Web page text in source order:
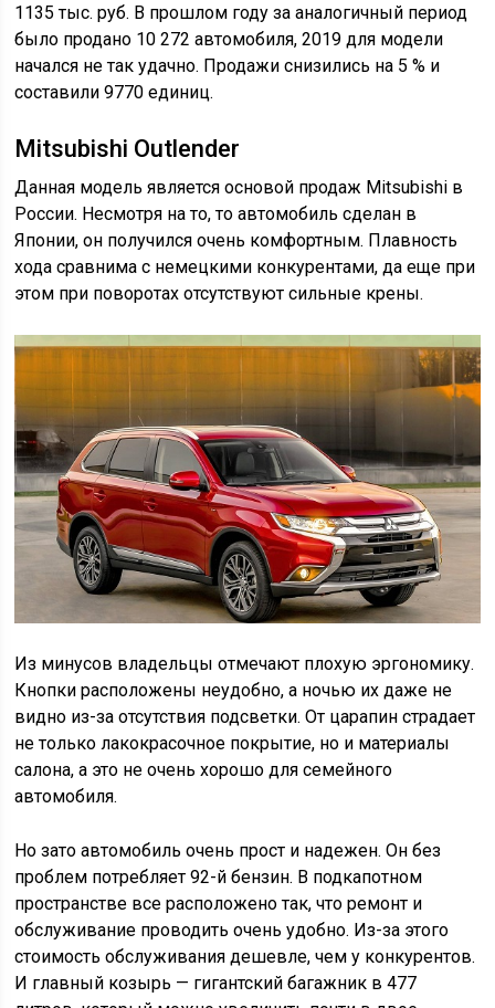
1135 тыс. руб. В прошлом году за аналогичный период
было продано 10 272 автомобиля, 2019 для модели
начался не так удачно. Продажи снизились на 5 % и
составили 9770 единиц.
Mitsubishi Outlender
Данная модель является основой продаж Mitsubishi в
России. Несмотря на то, то автомобиль сделан в
Японии, он получился очень комфортным. Плавность
хода сравнима с немецкими конкурентами, да еще при
этом при поворотах отсутствуют сильные крены.
Из минусов владельцы отмечают плохую эргономику.
Кнопки расположены неудобно, а ночью их даже не
видно из-за отсутствия подсветки. От царапин страдает
не только лакокрасочное покрытие, но и материалы
салона, а это не очень хорошо для семейного
автомобиля.
Но зато автомобиль очень прост и надежен. Он без
проблем потребляет 92-й бензин. В подкапотном
пространстве все расположено так, что ремонт и
обслуживание проводить очень удобно. Из-за этого
стоимость обслуживания дешевле, чем у конкурентов.
И главный козырь — гигантский багажник в 477